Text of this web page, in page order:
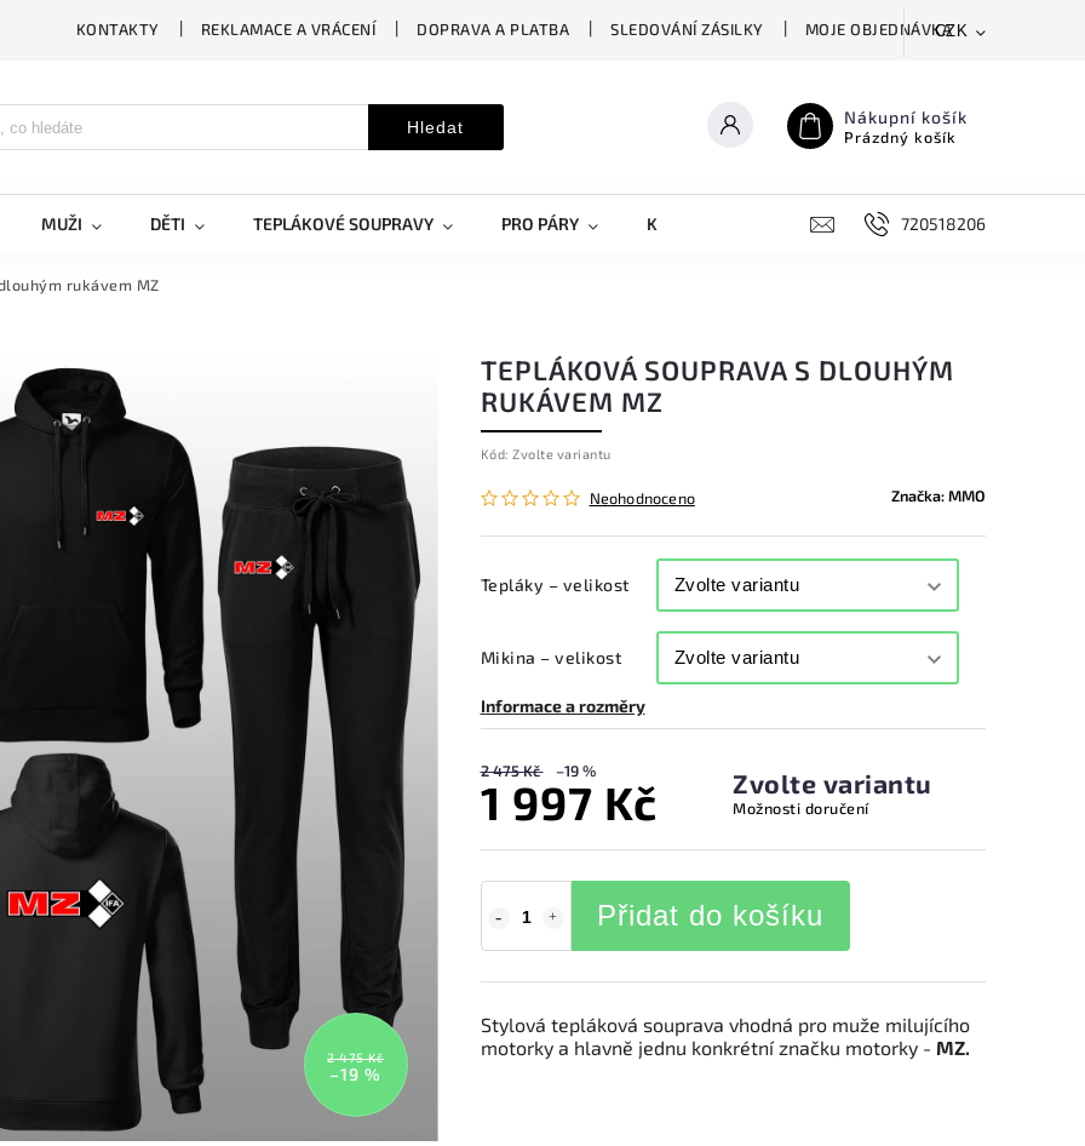
KONTAKTY REKLAMACE A VRÁCENÍ DOPRAVA A PLATBA SLEDOVÁNÍ ZÁSILKY MOJE OBJEDNÁVKACZK
Hledat Nákupní košík
Prázdný košík
MUŽI DĚTI TEPLÁKOVÉ SOUPRAVY PRO PÁRY KRYTY NA MOBILY DOPLŇKY720518206
rukávem MZ
2 475 Kč
–19 %
TEPLÁKOVÁ SOUPRAVA S DLOUHÝM
RUKÁVEM MZ
Kód: Zvolte variantu
Neohodnoceno Značka:MMO
Tepláky – velikost
Mikina – velikost
Informace a rozměry
2 475 Kč –19 %
1 997 Kč Zvolte variantu
Možnosti doručení
Přidat do košíku
Stylová tepláková souprava vhodná pro muže milujícího
motorky a hlavně jednu konkrétní značku motorky - MZ.